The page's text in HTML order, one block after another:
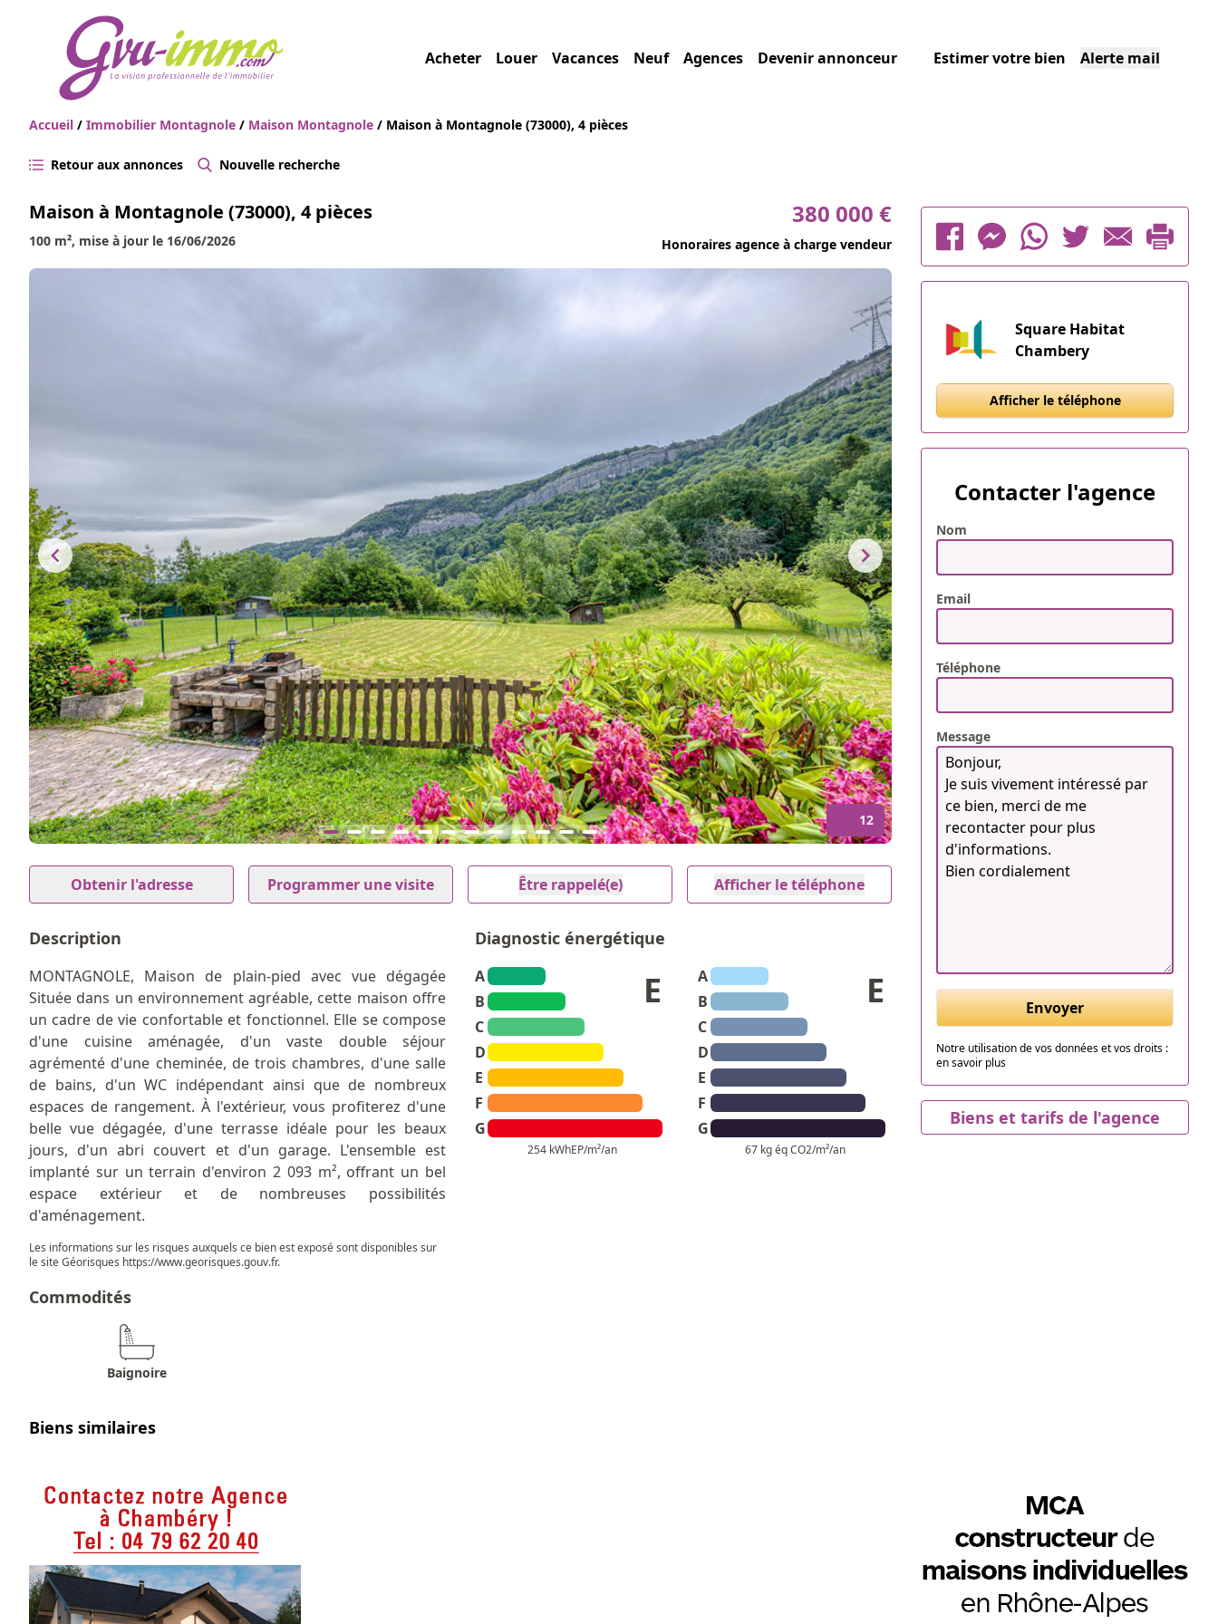
Acheter Louer Vacances Neuf Agences Devenir annonceur Estimer votre bien Alerte mail
Accueil / Immobilier Montagnole / Maison Montagnole / Maison à Montagnole (73000), 4 pièces
Retour aux annonces Nouvelle recherche
Maison à Montagnole (73000), 4 pièces
100 m², mise à jour le 16/06/2026
380 000 €
Honoraires agence à charge vendeur
12
1
of
Obtenir l'adresse Programmer une visite Être rappelé(e) Afficher le téléphone
Description
MONTAGNOLE, Maison de plain-pied avec vue dégagée
Située dans un environnement agréable, cette maison offre
un cadre de vie confortable et fonctionnel. Elle se compose
d'une cuisine aménagée, d'un vaste double séjour
agrémenté d'une cheminée, de trois chambres, d'une salle
de bains, d'un WC indépendant ainsi que de nombreux
espaces de rangement. À l'extérieur, vous profiterez d'une
belle vue dégagée, d'une terrasse idéale pour les beaux
jours, d'un abri couvert et d'un garage. L'ensemble est
implanté sur un terrain d'environ 2 093 m², offrant un bel
espace extérieur et de nombreuses possibilités
d'aménagement.
Les informations sur les risques auxquels ce bien est exposé sont disponibles sur
le site Géorisques https://www.georisques.gouv.fr.
Diagnostic énergétique
A
B
C
D
E
F
G
E
254 kWhEP/m²/an
A
B
C
D
E
F
G
E
67 kg éq CO2/m²/an
Commodités
Baignoire
Square Habitat
Chambery
Afficher le téléphone
Contacter l'agence
Nom
Email
Téléphone
Message
Envoyer
Notre utilisation de vos données et vos droits :
en savoir plus
Biens et tarifs de l'agence
Biens similaires